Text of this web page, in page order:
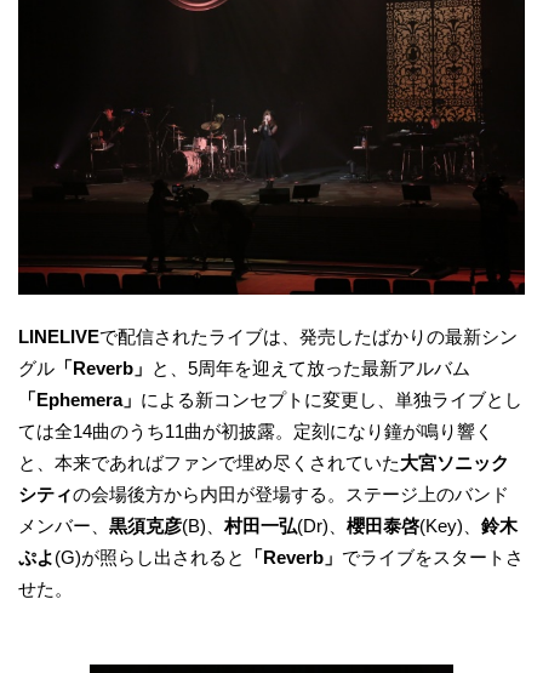
LINELIVEで配信されたライブは、発売したばかりの最新シン
グル 「Reverb」 と、5周年を迎えて放った最新アルバム
「Ephemera」 による新コンセプトに変更し、単独ライブとし
ては全14曲のうち11曲が初披露。定刻になり鐘が鳴り響く
と、本来であればファンで埋め尽くされていた大宮ソニック
シティの会場後方から内田が登場する。ステージ上のバンド
メンバー、 黒須克彦(B)、村田一弘(Dr)、 櫻田泰啓(Key)、 鈴木
ぷよ(G)が照らし出されると 「Reverb」 でライブをスタートさ
せた。